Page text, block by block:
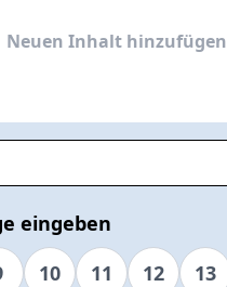
Neuen Inhalt hinzufügen
eingeben
10 11 12 13